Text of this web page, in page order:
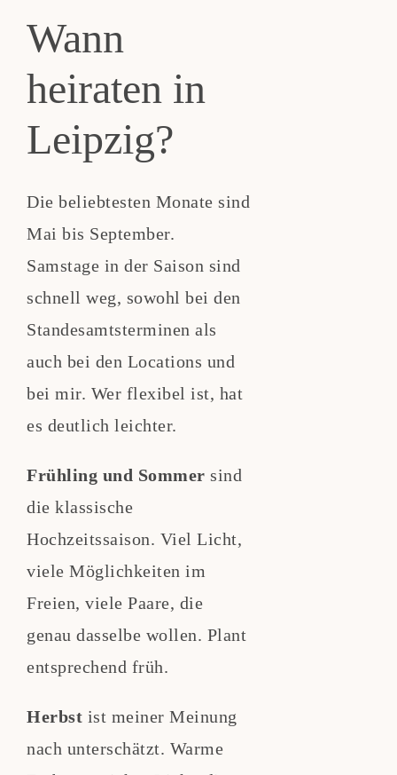
Wann
heiraten in
Leipzig?
Die beliebtesten Monate sind
Mai bis September.
Samstage in der Saison sind
schnell weg, sowohl bei den
Standesamtsterminen als
auch bei den Locations und
bei mir. Wer flexibel ist, hat
es deutlich leichter.
Frühling und Sommer sind
die klassische
Hochzeitssaison. Viel Licht,
viele Möglichkeiten im
Freien, viele Paare, die
genau dasselbe wollen. Plant
entsprechend früh.
Herbst ist meiner Meinung
nach unterschätzt. Warme